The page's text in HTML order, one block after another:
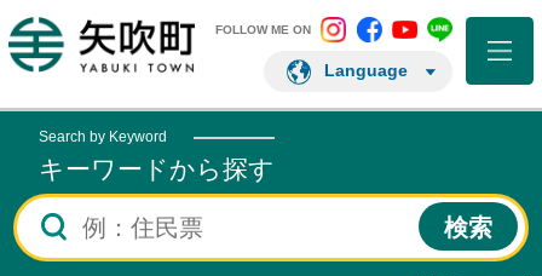
矢吹町ホームページ
FOLLOW ME ON 矢吹町 Instagram
矢吹町矢吹町矢吹町
Language
Search by Keyword
キーワードから探す